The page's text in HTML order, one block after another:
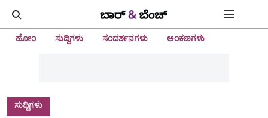
ಹೋಂ ಸುದ್ದಿಗಳು ಸಂದರ್ಶನಗಳು ಅಂಕಣಗಳು
ಸುದ್ದಿಗಳು